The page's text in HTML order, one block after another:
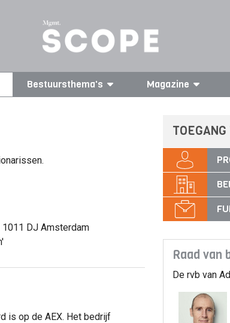
Bestuursthema's Magazine
DJ Amsterdam
is op de AEX. Het bedrijf
Raad van
De rvb van